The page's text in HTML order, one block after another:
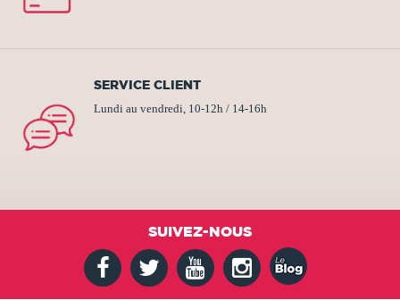
SERVICE CLIENT
Lundi au vendredi, 10-12h / 14-16h
SUIVEZ-NOUS